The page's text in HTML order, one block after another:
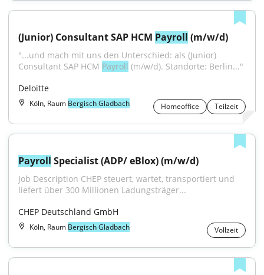
(Junior) Consultant SAP HCM Payroll (m/w/d)
"...und mach mit uns den Unterschied: als (Junior)
Consultant SAP HCM Payroll (m/w/d). Standorte: Berlin..."
Deloitte
Köln, Raum Bergisch Gladbach Homeoffice Teilzeit
Payroll Specialist (ADP/ eBlox) (m/w/d)
Job Description CHEP steuert, wartet, transportiert und
liefert über 300 Millionen Ladungsträger...
CHEP Deutschland GmbH
Köln, Raum Bergisch Gladbach Vollzeit